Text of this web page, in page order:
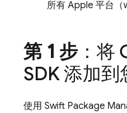
所有 Apple 平台（
第 1 步 ：将
SDK 添加到
使用 Swift Package